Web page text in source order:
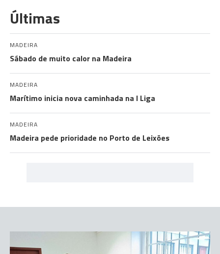
Últimas
MADEIRA
Sábado de muito calor na Madeira
MADEIRA
Marítimo inicia nova caminhada na I Liga
MADEIRA
Madeira pede prioridade no Porto de Leixões